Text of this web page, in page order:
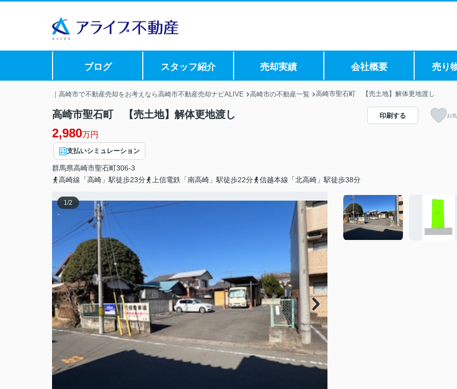
ブログ スタッフ紹介 売却実績 会社概要 売り
｜高崎市で不動産売却をお考えなら高崎市不動産売却ナビALIVE 高崎市の不動産一覧 高崎市聖石町 【売土地】解体更地渡し
高崎市聖石町 【売土地】解体更地渡し
2,980万円
支払いシミュレーション
群馬県高崎市聖石町306-3
高崎線「高崎」駅徒歩23分
上信電鉄「南高崎」駅徒歩22分 信越本線「北高崎」駅徒歩38分
印刷する お
1/2